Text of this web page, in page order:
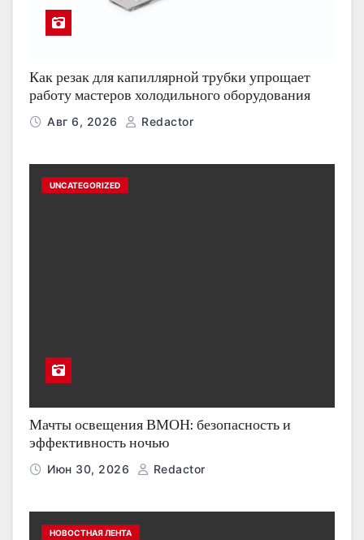
Как резак для капиллярной трубки упрощает
работу мастеров холодильного оборудования
Авг 6, 2026 Redactor
UNCATEGORIZED
Мачты освещения ВМОН: безопасность и
эффективность ночью
Июн 30, 2026 Redactor
НОВОСТНАЯ ЛЕНТА